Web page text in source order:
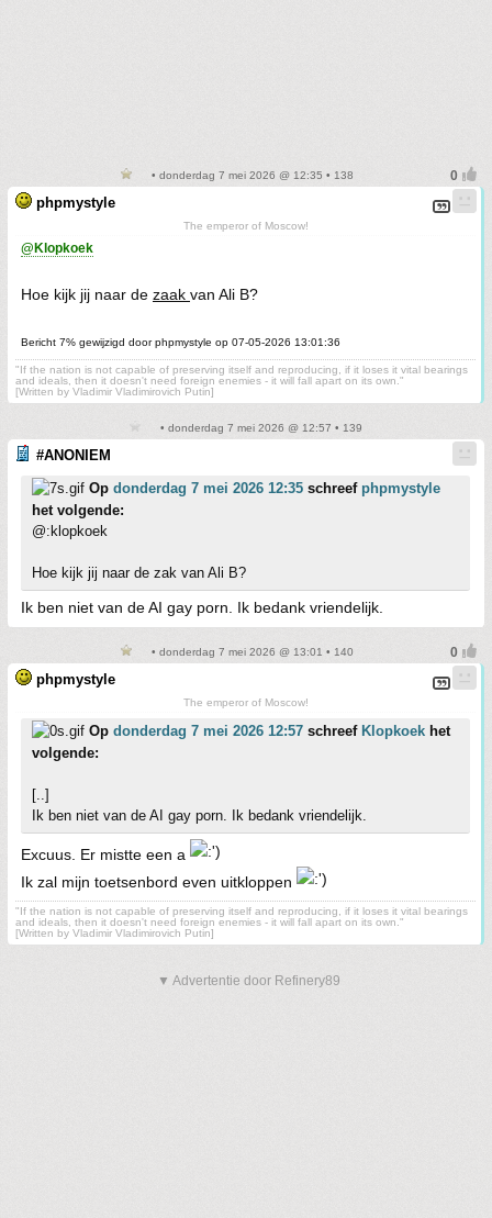
• donderdag 7 mei 2026 @ 12:35 • 138
phpmystyle
The emperor of Moscow!
@Klopkoek
Hoe kijk jij naar de zaak van Ali B?
Bericht 7% gewijzigd door phpmystyle op 07-05-2026 13:01:36
"If the nation is not capable of preserving itself and reproducing, if it loses it vital bearings
and ideals, then it doesn't need foreign enemies - it will fall apart on its own."
[Written by Vladimir Vladimirovich Putin]
• donderdag 7 mei 2026 @ 12:57 • 139
#ANONIEM
Op donderdag 7 mei 2026 12:35 schreef phpmystyle
het volgende:
@:klopkoek
Hoe kijk jij naar de zak van Ali B?
Ik ben niet van de AI gay porn. Ik bedank vriendelijk.
• donderdag 7 mei 2026 @ 13:01 • 140
phpmystyle
The emperor of Moscow!
Op donderdag 7 mei 2026 12:57 schreef Klopkoek het
volgende:
[..]
Ik ben niet van de AI gay porn. Ik bedank vriendelijk.
Excuus. Er mistte een a
Ik zal mijn toetsenbord even uitkloppen
"If the nation is not capable of preserving itself and reproducing, if it loses it vital bearings
and ideals, then it doesn't need foreign enemies - it will fall apart on its own."
[Written by Vladimir Vladimirovich Putin]
▼ Advertentie door Refinery89